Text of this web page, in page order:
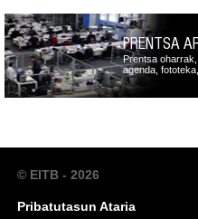
PRENTSA
Prentsa oharrak,
agenda,
© EITB - 2026
Pribatutasun Ataria